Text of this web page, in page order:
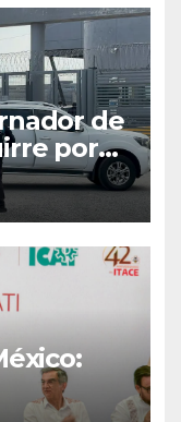
de
por
que